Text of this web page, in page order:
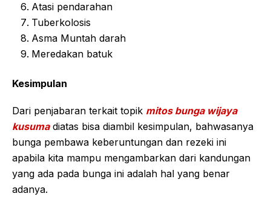
Atasi pendarahan
Tuberkolosis
Asma Muntah darah
Meredakan batuk
Kesimpulan
Dari penjabaran terkait topik mitos bunga wijaya
kusumadiatas bisa diambil kesimpulan, bahwasanya
bunga pembawa keberuntungan dan rezeki ini
apabila kita mampu mengambarkan dari kandungan
yang ada pada bunga ini adalah hal yang benar
adanya.